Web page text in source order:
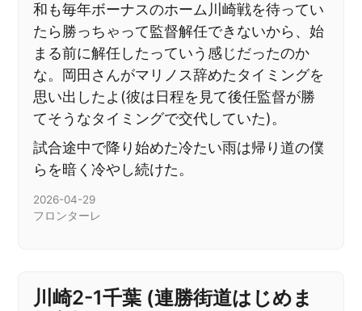
和も毎年ボーナスのホーム川崎戦を待ってい
たら勝っちゃって監督解任できないから、始
まる前に解任したっていう感じだったのか
な。岡田さんがマリノス辞めたタイミングを
思い出したよ(彼は日程を見て後任監督が勝
てそうなタイミングで交代していた)。
試合途中で降り始めた冷たい雨は帰り道の僕
らを暗く冷やし続けた。
2026-04-29
フロンターレ
川崎2-1千葉 (連勝街道はじめま